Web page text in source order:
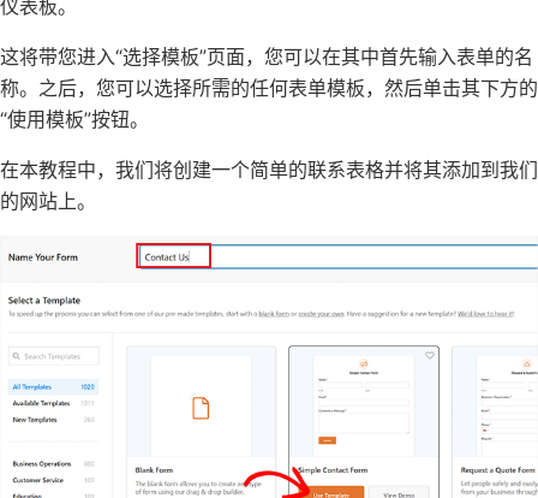
仪表板。
这将带您进入“选择模板”页面，您可以在其中首先输入表单的名
称。之后，您可以选择所需的任何表单模板，然后单击其下方的
“使用模板”按钮。
在本教程中，我们将创建一个简单的联系表格并将其添加到我们
的网站上。